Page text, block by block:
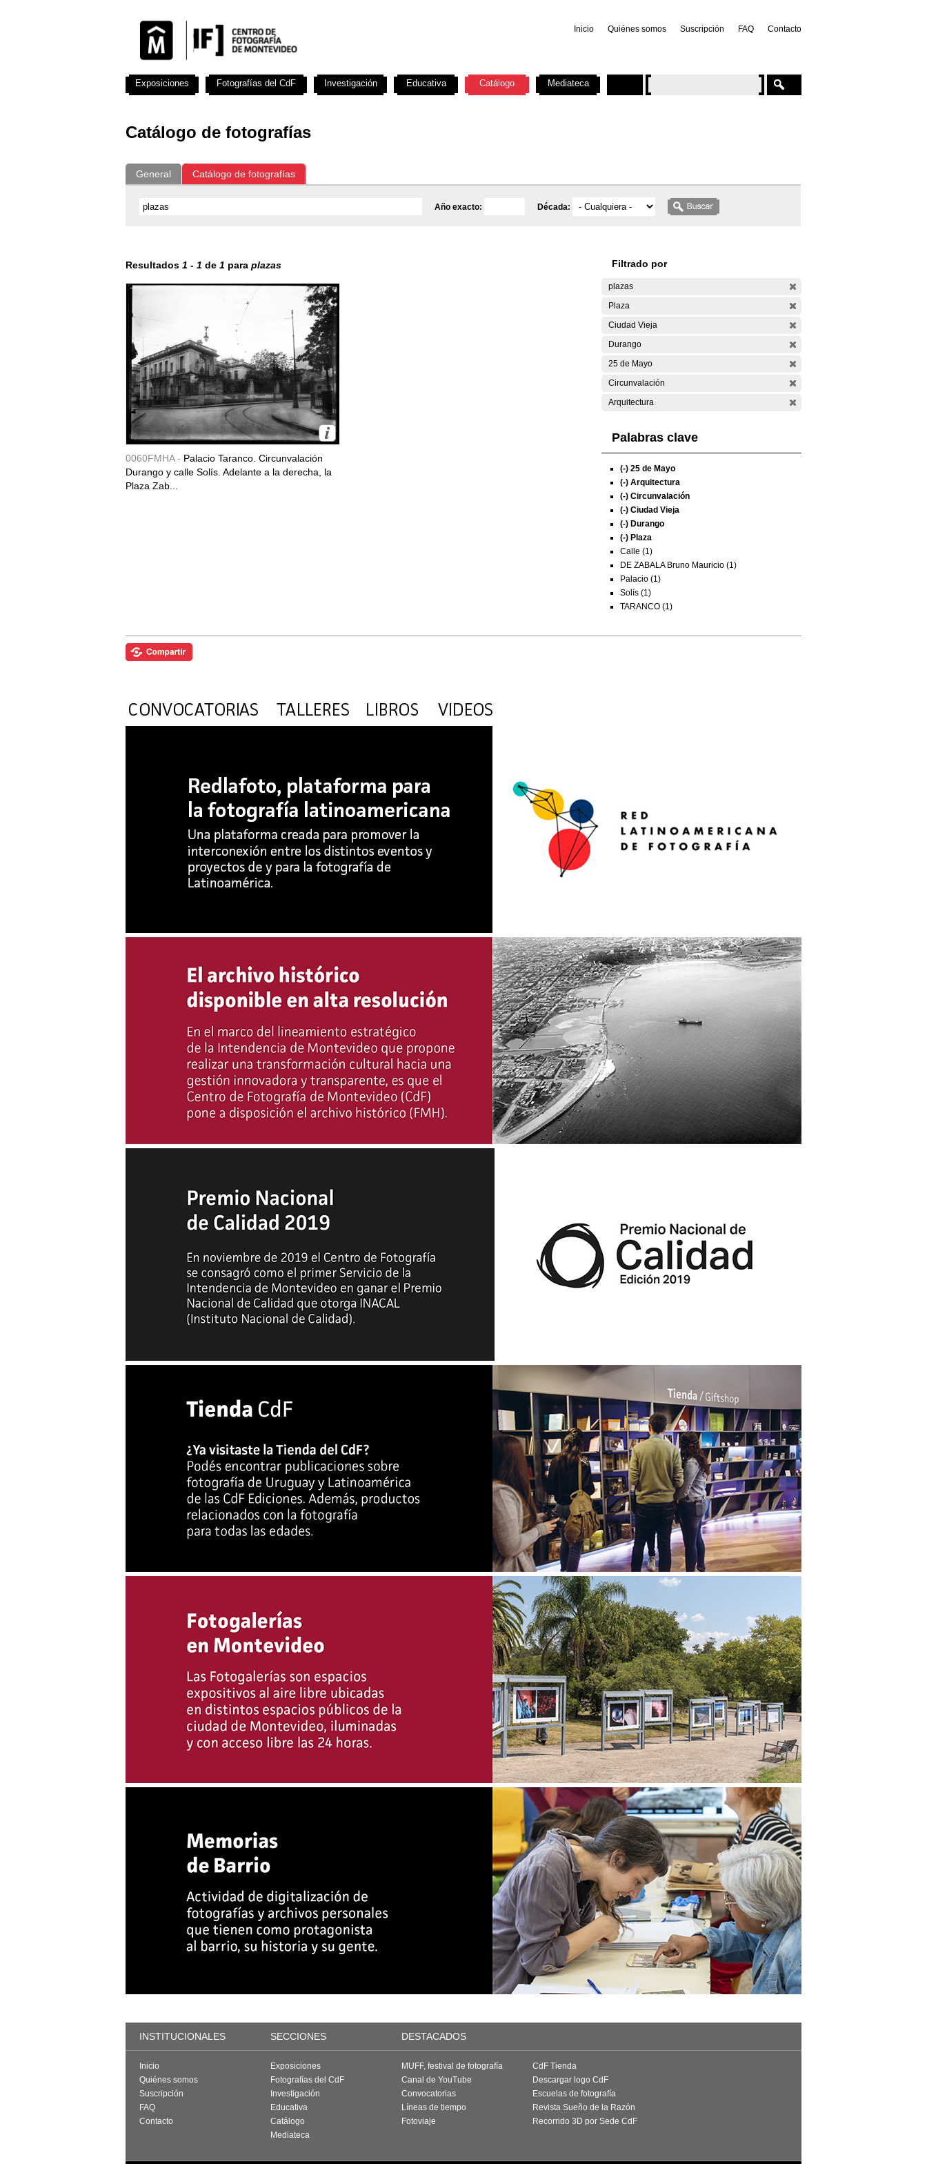
Inicio Quiénes somos Suscripción FAQ Contacto
Catálogo de fotografías
General Catálogo de fotografías
Año exacto: Década:
Resultados 1 - 1 de 1 para plazas
0060FMHA - Palacio Taranco. Circunvalación
Durango y calle Solís. Adelante a la derecha, la
Plaza Zab...
Filtrado por
plazas
Plaza
Ciudad Vieja
Durango
25 de Mayo
Circunvalación
Arquitectura
Palabras clave
(-) 25 de Mayo
(-) Arquitectura
(-) Circunvalación
(-) Ciudad Vieja
(-) Durango
(-) Plaza
Calle (1)
DE ZABALA Bruno Mauricio (1)
Palacio (1)
Solís (1)
TARANCO (1)
Exposiciones Fotografías del CdF Investigación Educativa Catálogo Mediateca
INSTITUCIONALES SECCIONES DESTACADOS
Inicio
Quiénes somos
Suscripción
FAQ
Contacto
Exposiciones
Fotografías del CdF
Investigación
Educativa
Catálogo
Mediateca
MUFF, festival de fotografía
Canal de YouTube
Convocatorias
Líneas de tiempo
Fotoviaje
CdF Tienda
Descargar logo CdF
Escuelas de fotografía
Revista Sueño de la Razón
Recorrido 3D por Sede CdF